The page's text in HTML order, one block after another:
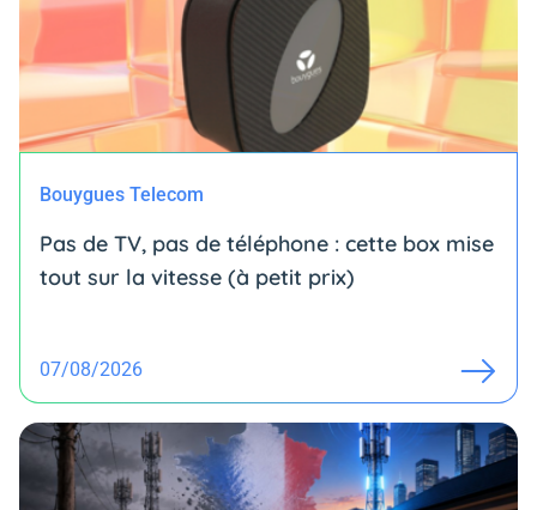
Bouygues Telecom
Pas de TV, pas de téléphone : cette box mise
tout sur la vitesse (à petit prix)
07/08/2026